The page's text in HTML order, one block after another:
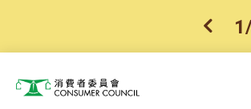
上一
1
消费者委员会